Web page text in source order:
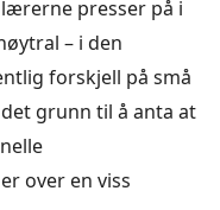
presser på i
– i den
forskjell på små
grunn til å anta at
over en viss